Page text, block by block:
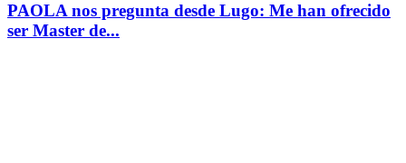
PAOLA nos pregunta desde Lugo: Me han ofrecido
ser Master de...